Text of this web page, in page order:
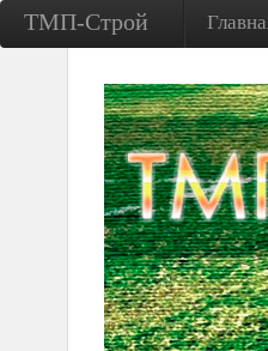
ТМП-Строй